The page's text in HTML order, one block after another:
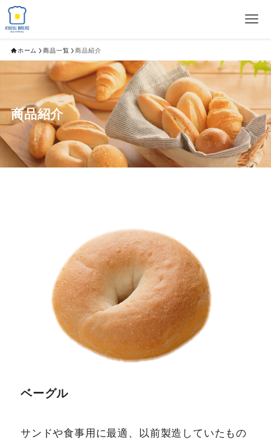
ホーム 商品一覧 商品紹介
商品紹介
ベーグル
サンドや食事用に最適、以前製造していたもの